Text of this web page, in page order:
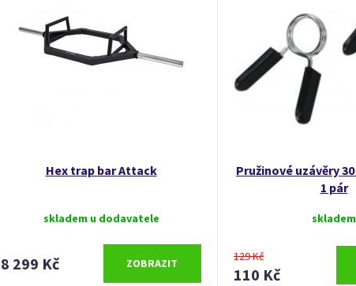
Hex trap bar Attack
skladem u dodavatele
8 299 Kč ZOBRAZIT
Pružinové uzávěry
1 pár
skladem
129 Kč
110 Kč